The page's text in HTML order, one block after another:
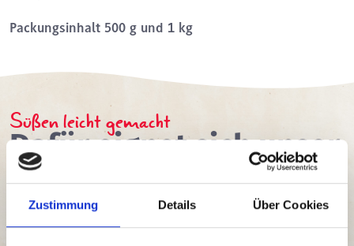
Zustimmung Details Über Cookies
Packungsinhalt 500 g und 1 kg
Süßen leicht gemacht
Dafür eignet sich unser
Würfel Rüben Zucker
längst zu einer beliebten Maßeinheit für Süßkraft geworden
und dient insbesondere dem portionierten Süßen von heißen